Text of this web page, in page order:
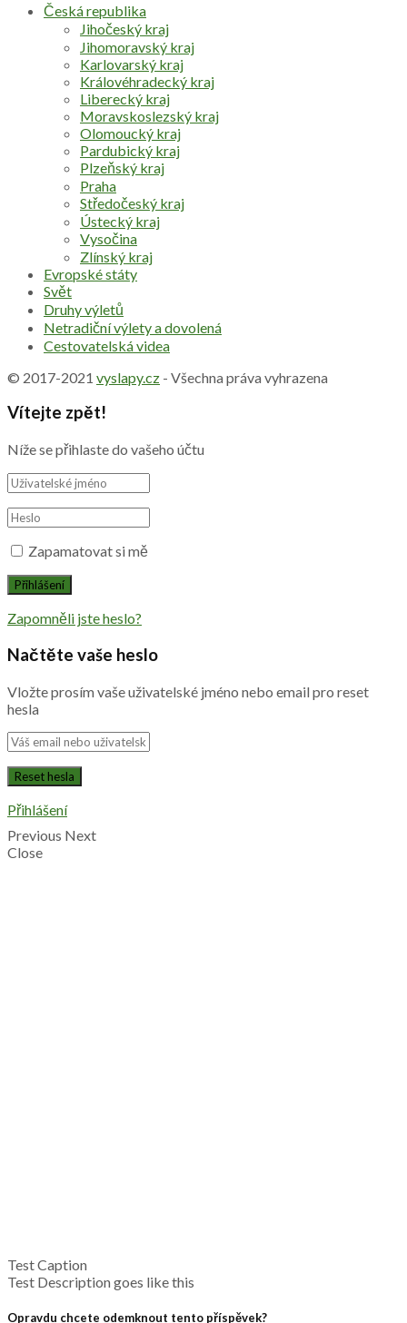
Česká republika
Jihočeský kraj
Jihomoravský kraj
Karlovarský kraj
Královéhradecký kraj
Liberecký kraj
Moravskoslezský kraj
Olomoucký kraj
Pardubický kraj
Plzeňský kraj
Praha
Středočeský kraj
Ústecký kraj
Vysočina
Zlínský kraj
Evropské státy
Svět
Druhy výletů
Netradiční výlety a dovolená
Cestovatelská videa
© 2017-2021 vyslapy.cz - Všechna práva vyhrazena
Vítejte zpět!
Níže se přihlaste do vašeho účtu
Zapamatovat si mě
Zapomněli jste heslo?
Načtěte vaše heslo
Vložte prosím vaše uživatelské jméno nebo email pro reset
hesla
Přihlášení
Previous Next
Close
Test Caption
Test Description goes like this
Opravdu chcete odemknout tento příspěvek?